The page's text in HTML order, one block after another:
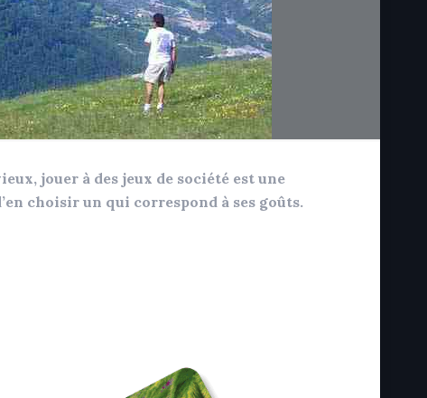
jouer à des jeux de société est une
choisir un qui correspond à ses goûts.